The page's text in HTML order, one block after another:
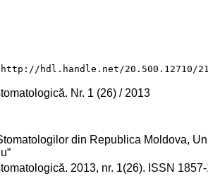
http://hdl.handle.net/20.500.12710/
Nr. 1 (26) / 2013
din Republica Moldova,
2013, nr. 1(26). ISSN